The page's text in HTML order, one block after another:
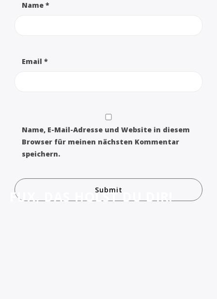
FUX, DAS HOLST DU DIR!
Name *
Email *
Name, E-Mail-Adresse und Website in diesem
Browser für meinen nächsten Kommentar
speichern.